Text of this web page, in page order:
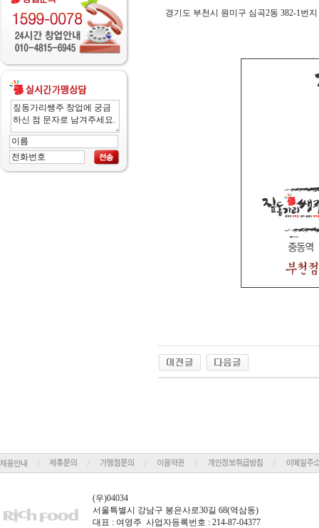
경기도 부천시 원미구 심곡2동 382-1번지
(우)04034
서울특별시 강남구 봉은사로30길 68(역삼동)
대표 : 여영주 사업자등록번호 : 214-87-04377